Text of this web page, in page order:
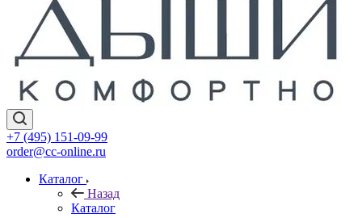
+7 (495) 151-09-99
order@cc-online.ru
Каталог
Назад
Каталог